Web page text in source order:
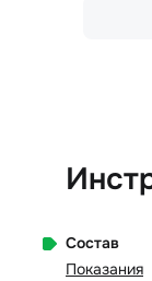
Состав
Показания